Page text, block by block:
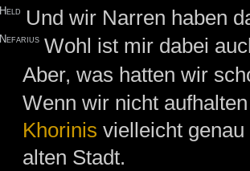
Held Und wir Narren haben
Nefarius Wohl ist mir dabei
Aber, was hatten wir
Wenn wir nicht
Khorinis vielleicht
alten Stadt.